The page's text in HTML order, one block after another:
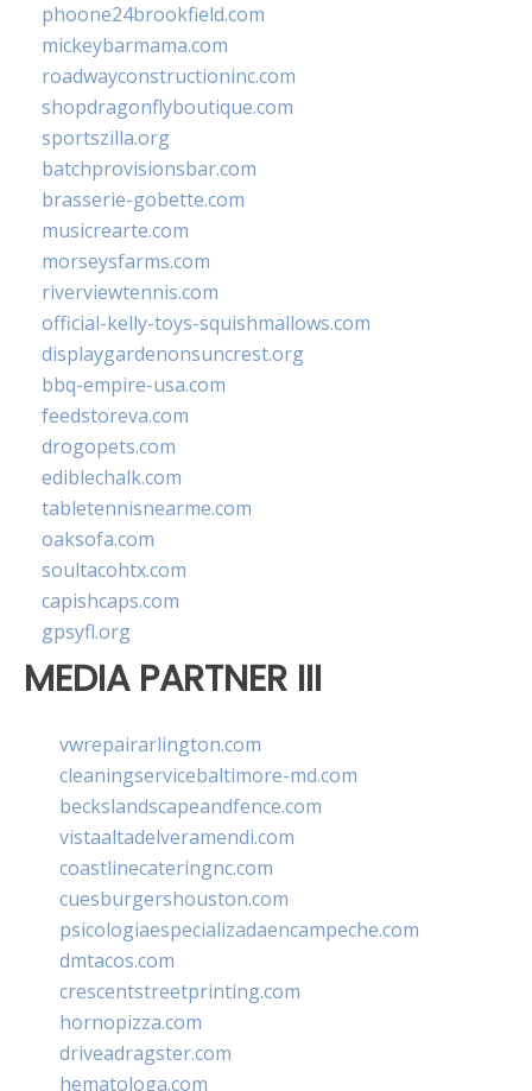
phoone24brookfield.com
mickeybarmama.com
roadwayconstructioninc.com
shopdragonflyboutique.com
sportszilla.org
batchprovisionsbar.com
brasserie-gobette.com
musicrearte.com
morseysfarms.com
riverviewtennis.com
official-kelly-toys-squishmallows.com
displaygardenonsuncrest.org
bbq-empire-usa.com
feedstoreva.com
drogopets.com
ediblechalk.com
tabletennisnearme.com
oaksofa.com
soultacohtx.com
capishcaps.com
gpsyfl.org
MEDIA PARTNER III
vwrepairarlington.com
cleaningservicebaltimore-md.com
beckslandscapeandfence.com
vistaaltadelveramendi.com
coastlinecateringnc.com
cuesburgershouston.com
psicologiaespecializadaencampeche.com
dmtacos.com
crescentstreetprinting.com
hornopizza.com
driveadragster.com
hematologa.com